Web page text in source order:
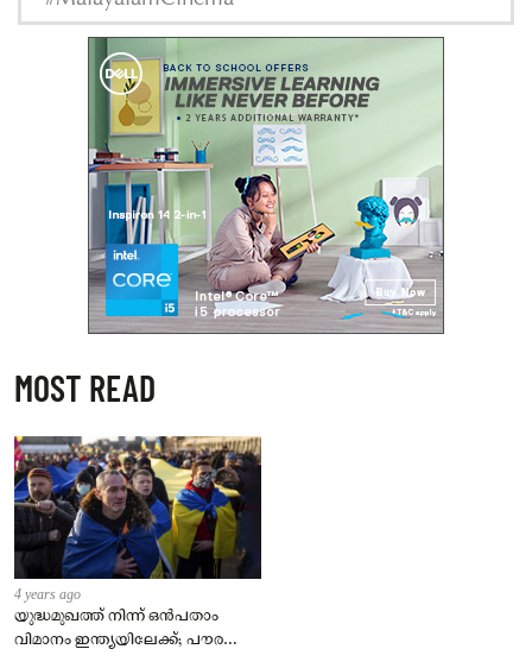
MOST READ
4 years ago
യുദ്ധമുഖത്ത് നിന്ന് ഒൻപതാം
വിമാനം ഇന്ത്യയിലേക്ക്; പൗരന്മാർ